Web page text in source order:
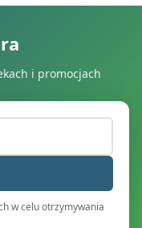
i promocjach
w celu otrzymywania